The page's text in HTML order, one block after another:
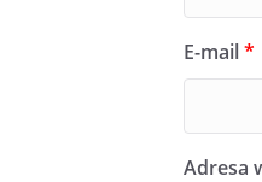
E-mail*
Adresa